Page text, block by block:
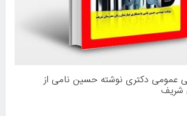
عمومی دکتری نوشته حسین نامی از
شریف